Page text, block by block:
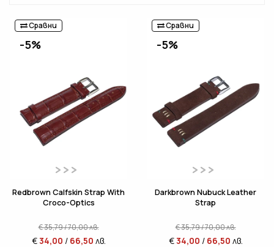
Сравни
-5%
Redbrown Calfskin Strap With
Croco-Optics
€35,79/70,00лв.
€34,00 / 66,50 лв.
Сравни
-5%
Darkbrown Nubuck Leather
Strap
€35,79/70,00лв.
€34,00 / 66,50 лв.